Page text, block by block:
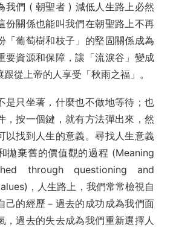
我們 ( 朝聖者 ) 減低人生路上必然
份關係也能叫我們在朝聖路上不再
「葡萄樹和枝子」的堅固關係成為
要資源和保障，讓「流淚谷」變成
跟從上帝的人享受「秋雨之福」。
是只坐著，什麼也不做地等待；也
，按一個鍵，就有方法彈出來，然
以找到人生的意義。尋找人生意義
拋棄舊的價值觀的過程 (Meaning
through questioning and
，人生路上，我們常常檢視自
己的經歷－過去的成功成為我們面
，過去的失去成為我們重新選擇人